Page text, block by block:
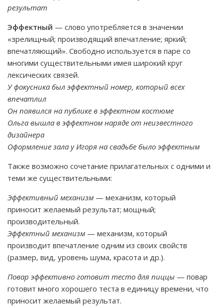
результат
Эффектный — слово употребляется в значении
«зрелищный; производящий впечатление; яркий;
впечатляющий». Свободно используется в паре со
многими существительными имея широкий круг
лексических связей.
У фокусника был эффектный номер, который всех
впечатлил
Он появился на публике в эффектном костюме
Ольга вышла в эффектном наряде от неизвестного
дизайнера
Оформление зала у Игоря на свадьбе было эффектным
Также возможно сочетание прилагательных с одними и
теми же существительными:
Эффективный механизм — механизм, который
приносит желаемый результат; мощный;
производительный.
Эффектный механизм — механизм, который
производит впечатление одним из своих свойств
(размер, вид, уровень шума, красота и др.).
Повар эффективно готовит тесто для пиццы — повар
готовит много хорошего теста в единицу времени, что
приносит желаемый результат.